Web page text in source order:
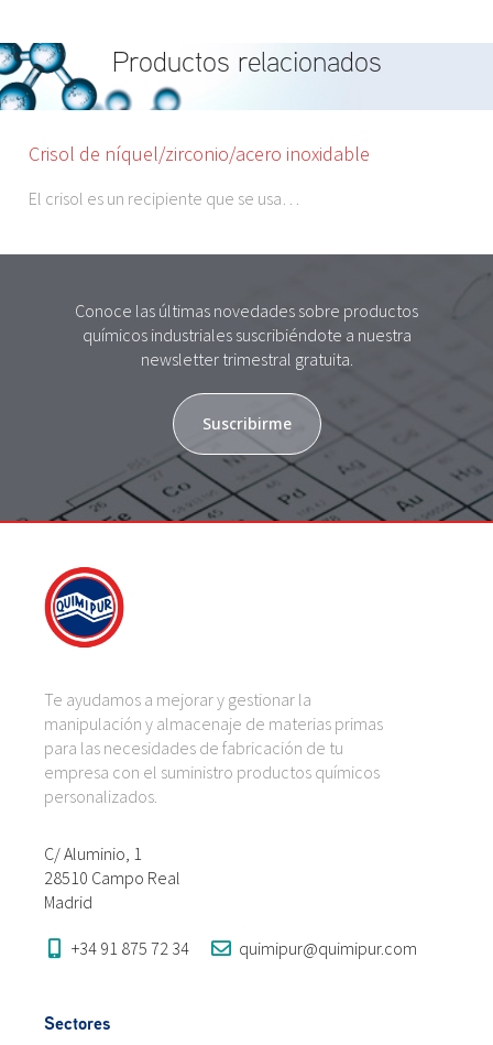
Productos relacionados
Crisol de níquel/zirconio/acero inoxidable
El crisol es un recipiente que se usa…
Conoce las últimas novedades sobre productos
químicos industriales suscribiéndote a nuestra
newsletter trimestral gratuita.
Suscribirme
Te ayudamos a mejorar y gestionar la
manipulación y almacenaje de materias primas
para las necesidades de fabricación de tu
empresa con el suministro productos químicos
personalizados.
C/ Aluminio, 1
28510 Campo Real
Madrid
+34 91 875 72 34 quimipur@quimipur.com
Sectores